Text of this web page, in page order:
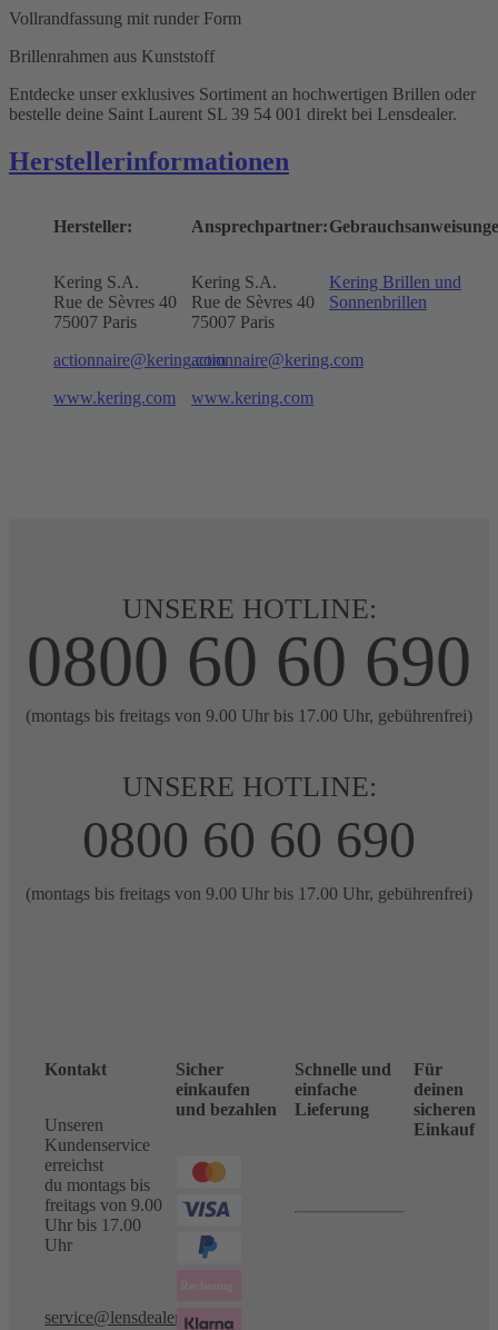
Vollrandfassung mit runder Form
Brillenrahmen aus Kunststoff
Entdecke unser exklusives Sortiment an hochwertigen Brillen oder
bestelle deine Saint Laurent SL 39 54 001 direkt bei Lensdealer.
Herstellerinformationen
Hersteller:
Kering S.A.
Rue de Sèvres 40
75007 Paris
actionnaire@kering.com
www.kering.com
Ansprechpartner:
Kering S.A.
Rue de Sèvres 40
75007 Paris
actionnaire@kering.com
www.kering.com
Kering Brillen und
Sonnenbrillen
UNSERE HOTLINE:
0800 60 60 690
(montags bis freitags von 9.00 Uhr bis 17.00 Uhr, gebührenfrei)
UNSERE HOTLINE:
0800 60 60 690
(montags bis freitags von 9.00 Uhr bis 17.00 Uhr, gebührenfrei)
Kontakt
Unseren
Kundenservice
erreichst
du montags bis
freitags von 9.00
Uhr bis 17.00
Uhr
service@lensdealer.com
Sicher
einkaufen
und bezahlen
Schnelle und
einfache
Lieferung
Für
deinen
sicheren
Einkauf